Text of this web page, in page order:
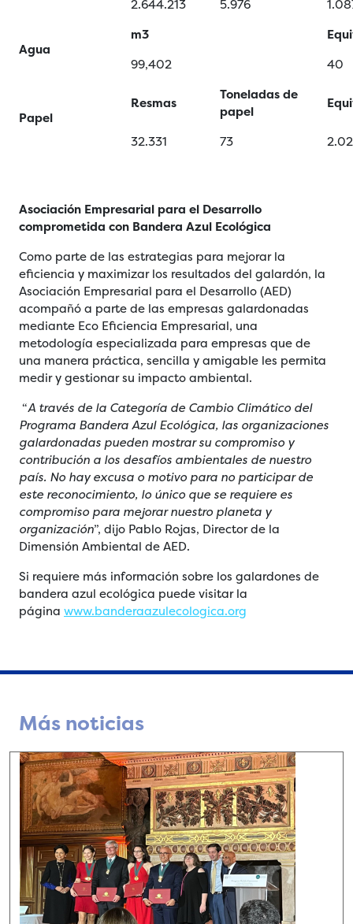
2.644.213 5.976
Agua
m3
99,402 40
Papel
Resmas
Toneladas de
papel
32.331 73
Asociación Empresarial para el Desarrollo
comprometida con Bandera Azul Ecológica
Como parte de las estrategias para mejorar la
eficiencia y maximizar los resultados del galardón, la
Asociación Empresarial para el Desarrollo (AED)
acompañó a parte de las empresas galardonadas
mediante Eco Eficiencia Empresarial, una
metodología especializada para empresas que de
una manera práctica, sencilla y amigable les permita
medir y gestionar su impacto ambiental.
“A través de la Categoría de Cambio Climático del
Programa Bandera Azul Ecológica, las organizaciones
galardonadas pueden mostrar su compromiso y
contribución a los desafíos ambientales de nuestro
país. No hay excusa o motivo para no participar de
este reconocimiento, lo único que se requiere es
compromiso para mejorar nuestro planeta y
organización”, dijo Pablo Rojas, Director de la
Dimensión Ambiental de AED.
Si requiere más información sobre los galardones de
bandera azul ecológica puede visitar la
página www.banderaazulecologica.org
Más noticias